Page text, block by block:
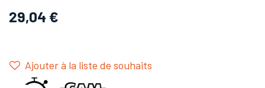
29,04 €
Ajouter à la liste de souhaits